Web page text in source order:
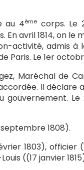
au 4ème corps. Le
En avril 1814, on
activité, admis à
Paris. Le 1er
Maréchal de
Il déclare
gouvernement.
1808).
1803), officier
((17 janvier